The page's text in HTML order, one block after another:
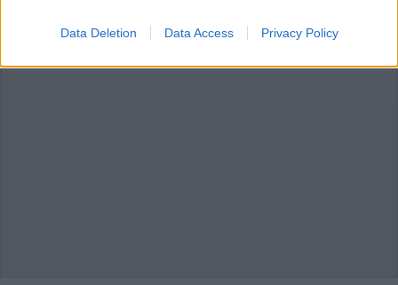
Data Deletion Data Access Privacy Policy